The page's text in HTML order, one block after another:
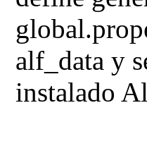
alf_data y
instalado